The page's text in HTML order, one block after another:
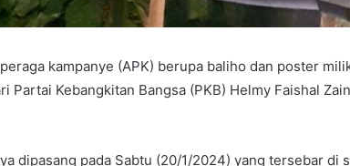
kampanye (APK) berupa baliho dan poster
Partai Kebangkitan Bangsa (PKB) Helmy Faishal
dipasang pada Sabtu (20/1/2024) yang tersebar di